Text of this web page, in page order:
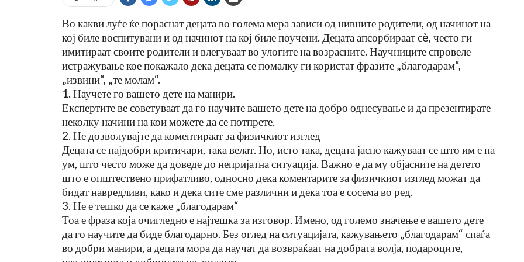
Во какви луѓе ќе пораснат децата во голема мера зависи од нивните родители, од начинот на
кој биле воспитувани и од начинот на кој биле поучени. Децата апсорбираат сè, често ги
имитираат своите родители и влегуваат во улогите на возрасните. Научниците спровеле
истражување кое покажало дека децата се помалку ги користат фразите „благодарам“,
„извини“, „те молам“.
1. Научете го вашето дете на манири.
Експертите ве советуваат да го научите вашето дете на добро однесување и да презентирате
неколку начини на кои можете да се потпрете.
2. Не дозволувајте да коментираат за физичкиот изглед
Децата се најдобри критичари, така велат. Но, исто така, децата јасно кажуваат се што им е на
ум, што често може да доведе до непријатна ситуација. Важно е да му објасните на детето
што е општествено прифатливо, односно дека коментарите за физичкиот изглед можат да
бидат навредливи, како и дека сите сме различни и дека тоа е сосема во ред.
3. Не е тешко да се каже „благодарам“
Тоа е фраза која очигледно е најтешка за изговор. Имено, од големо значење е вашето дете
да го научите да биде благодарно. Без оглед на ситуацијата, кажувањето „благодарам“ спаѓа
во добри манири, а децата мора да научат да возвраќаат на добрата волја, подароците,
15 Работи Што Специјален
Едукатор Никогаш Не Би Ги
Направил Со Сопственото Дете
Jul 27, 2026
10 Знаци Дека Детето Има
Сензорна Преоптовареност (а
Родителите Мислат Дека Е…
Jul 24, 2026